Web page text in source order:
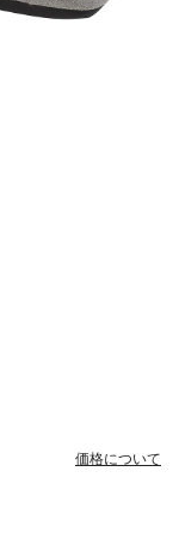
価格について